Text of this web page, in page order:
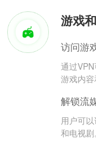
游戏
访问游
通过
游戏内容
解锁流
用户可
和电视剧